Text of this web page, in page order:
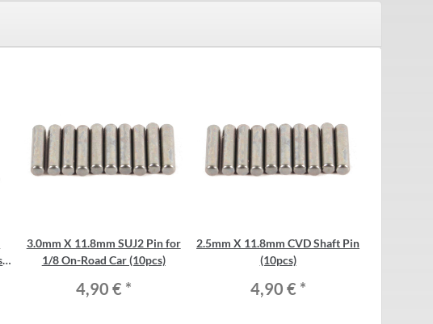
3.0mm X 11.8mm SUJ2 Pin for
1/8 On-Road Car (10pcs)
4,90 € *
2.5mm X 11.8mm CVD Shaft Pin
(10pcs)
4,90 € *